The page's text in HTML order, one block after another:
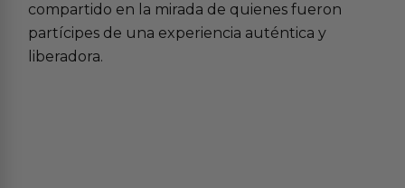
compartido en la mirada de quienes fueron
partícipes de una experiencia auténtica y
liberadora.